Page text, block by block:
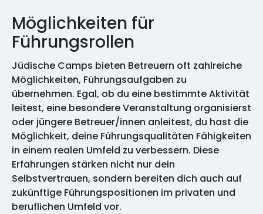
Möglichkeiten für
Führungsrollen
Jüdische Camps bieten Betreuern oft zahlreiche
Möglichkeiten, Führungsaufgaben zu
übernehmen. Egal, ob du eine bestimmte Aktivität
leitest, eine besondere Veranstaltung organisierst
oder jüngere Betreuer/innen anleitest, du hast die
Möglichkeit, deine Führungsqualitäten Fähigkeiten
in einem realen Umfeld zu verbessern. Diese
Erfahrungen stärken nicht nur dein
Selbstvertrauen, sondern bereiten dich auch auf
zukünftige Führungspositionen im privaten und
beruflichen Umfeld vor.